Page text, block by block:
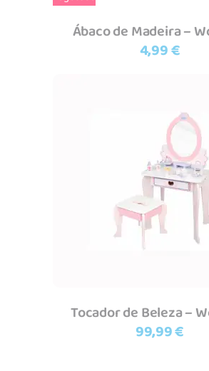
Ábaco de Madeira –
4,99€
Adicionar
Tocador de Beleza –
99,99€